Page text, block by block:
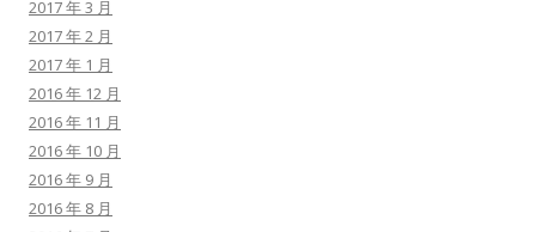
2017 年 3 月
2017 年 2 月
2017 年 1 月
2016 年 12 月
2016 年 11 月
2016 年 10 月
2016 年 9 月
2016 年 8 月